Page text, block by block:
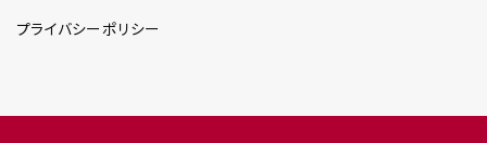
プライバシーポリシー